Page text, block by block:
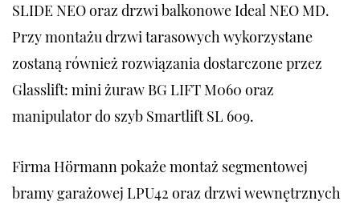
SLIDE NEO oraz drzwi balkonowe Ideal NEO MD.
Przy montażu drzwi tarasowych wykorzystane
zostaną również rozwiązania dostarczone przez
Glasslift: mini żuraw BG LIFT M060 oraz
manipulator do szyb Smartlift SL 609.
Firma Hörmann pokaże montaż segmentowej
bramy garażowej LPU42 oraz drzwi wewnętrznych